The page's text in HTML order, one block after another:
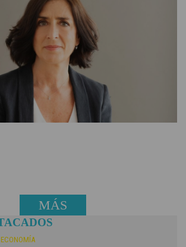
MÁS
NOTICIAS
ECONOMÍA